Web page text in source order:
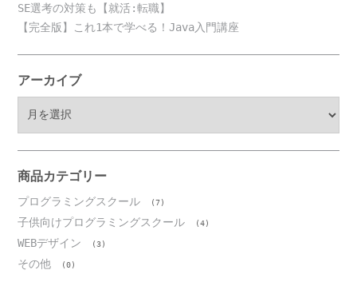
SE選考の対策も【就活:転職】
【完全版】これ1本で学べる！Java入門講座
アーカイブ
ブ
商品カテゴリー
プログラミングスクール (7)
子供向けプログラミングスクール (4)
WEBデザイン (3)
その他 (0)